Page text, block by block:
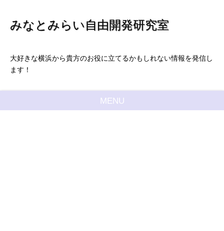
みなとみらい自由開発研究室
大好きな横浜から貴方のお役に立てるかもしれない情報を発信し
ます！
MENU